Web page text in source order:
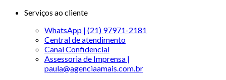
Serviços ao cliente
WhatsApp | (21) 97971-2181
Central de atendimento
Canal Confidencial
Assessoria de Imprensa |
paula@agenciaamais.com.br